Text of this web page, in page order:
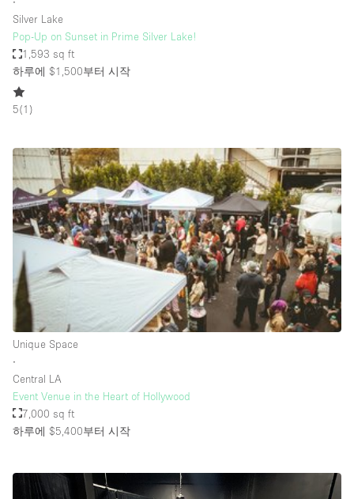
Liquor Licence
Living Space
Multiple Rooms
Raw
Rooftop / Terrace
Security System
Smoking Area
Sound & Video Equipment
Stock Room
Street Level
Stunning View
Terrace
Toilets
Whitebox / Minimal
Silver Lake
Pop-Up on Sunset in Prime Silver Lake!
1,593 sq ft
하루에 $1,500부터 시작
5(1 )
Unique Space
∙
Central LA
Event Venue in the Heart of Hollywood
7,000 sq ft
하루에 $5,400부터 시작